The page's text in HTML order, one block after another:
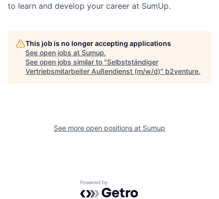
to learn and develop your career at SumUp.
This job is no longer accepting applications
See open jobs at Sumup.
See open jobs similar to "Selbstständiger
Vertriebsmitarbeiter Außendienst (m/w/d)" b2venture.
See more open positions at Sumup
Powered by Getro.com